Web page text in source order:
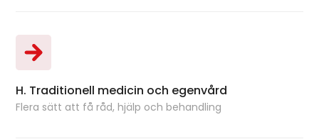
H. Traditionell medicin och egenvård
Flera sätt att få råd, hjälp och behandling